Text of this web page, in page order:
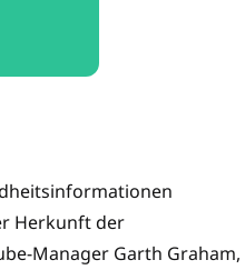
Herkunft der
Manager Garth Graham,